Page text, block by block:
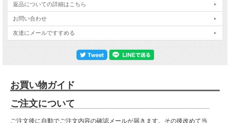
返品についての詳細はこちら
お問い合わせ
友達にメールですすめる
お買い物ガイド
ご注文について
ご注文後に自動でご注文内容の確認メールが届きます。その後改めて当